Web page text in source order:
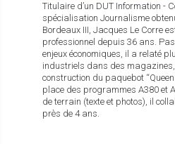
Titulaire d’un DUT Information -
spécialisation Journalisme
Bordeaux III, Jacques Le Corre
professionnel depuis 36 ans.
enjeux économiques, il a relaté
industriels dans des
construction du paquebot
place des programmes A380 et
de terrain (texte et photos), il
près de 4 ans.